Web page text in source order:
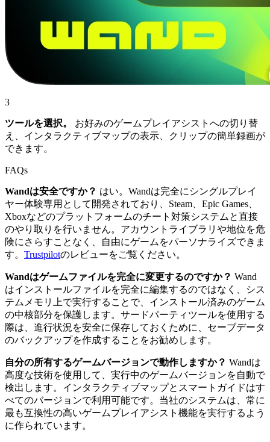
3
ツールを選択。
お好みのゲームプレイアシストへの切り替
え、インタラクティブマップの表示、クリップの簡単録画が
できます。
FAQs
Wandは安全ですか？ はい。Wandは完全にシングルプレイ
ヤー体験専用として開発されており、Steam、Epic Games、
Xboxなどのプラットフォームのチート対策システムと直接
のやり取りを行いません。アカウントライブラリや地位を危
険にさらすことなく、自由にゲームをパーソナライズできま
す。 Trustpilotのレビューをご覧ください。
Wandはゲームファイルを完全に変更するのですか？ Wand
はインストールファイルを完全に編集するのではなく、シス
テムメモリ上で実行することで、インストール済みのゲーム
の中核部分を保護します。サードパーティツールを使用する
際は、進行状況を安全に保存しておくために、セーブデータ
のバックアップを作成することをお勧めします。
自分の所有するゲームバージョンで動作しますか？ Wandは
高度な技術を使用して、実行中のゲームバージョンを自動で
検出します。インタラクティブマップとスマートガイドはす
べてのバージョンで利用可能です。当社のシステムは、常に
最も互換性の高いゲームプレイアシスト機能を実行するよう
に作られています。